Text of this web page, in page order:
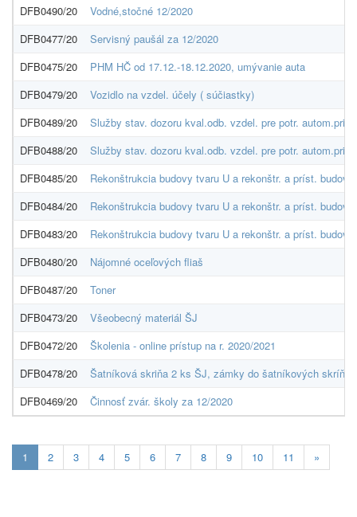
DFB0490/20
Vodné,stočné 12/2020
DFB0477/20
Servisný paušál za 12/2020
DFB0475/20
PHM HČ od 17.12.-18.12.2020, umývanie auta
DFB0479/20
Vozidlo na vzdel. účely ( súčiastky)
DFB0489/20
Služby stav. dozoru kval.odb. vzdel. pre potr.
DFB0488/20
Služby stav. dozoru kval.odb. vzdel. pre potr.
DFB0485/20
Rekonštrukcia budovy tvaru U a rekonštr. a príst.
DFB0484/20
Rekonštrukcia budovy tvaru U a rekonštr. a príst.
DFB0483/20
Rekonštrukcia budovy tvaru U a rekonštr. a príst.
DFB0480/20
Nájomné oceľových fliaš
DFB0487/20
Toner
DFB0473/20
Všeobecný materiál ŠJ
DFB0472/20
Školenia - online prístup na r. 2020/2021
DFB0478/20
Šatníková skriňa 2 ks ŠJ, zámky do šatníkových skríň
DFB0469/20
Činnosť zvár. školy za 12/2020
1 Aktuálna
stránka
2 3 4 5 6 7 8 9 10 11 »